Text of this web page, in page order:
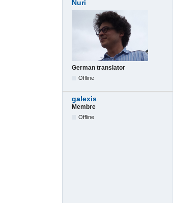
Nuri
German translator
Offline
galexis
Membre
Offline